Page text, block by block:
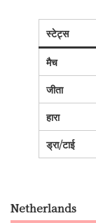
स्टेट्स
मैच
जीता
हारा
ड्रा/टाई
Netherlands